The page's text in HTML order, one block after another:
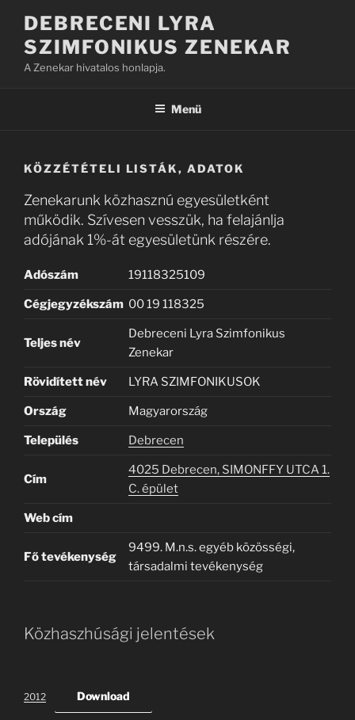
DEBRECENI LYRA
SZIMFONIKUS ZENEKAR
A Zenekar hivatalos honlapja.
Menü
KÖZZÉTÉTELI LISTÁK, ADATOK
Zenekarunk közhasznú egyesületként
működik. Szívesen vesszük, ha felajánlja
adójának 1%-át egyesületünk részére.
Adószám 19118325109
Cégjegyzékszám 00 19 118325
Teljes név
Debreceni Lyra Szimfonikus
Zenekar
Rövidített név LYRA SZIMFONIKUSOK
Ország Magyarország
Település Debrecen
Cím
4025 Debrecen, SIMONFFY UTCA 1.
C. épület
Web cím
Fő tevékenység
9499. M.n.s. egyéb közösségi,
társadalmi tevékenység
Közhaszhúsági jelentések
2012 Download